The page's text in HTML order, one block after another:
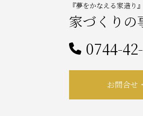
『夢をかなえる家造り
家づくりの
0744-
お問合せ